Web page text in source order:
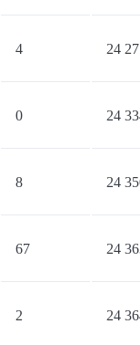
4 24
0 24
8 24
67 24
2 24